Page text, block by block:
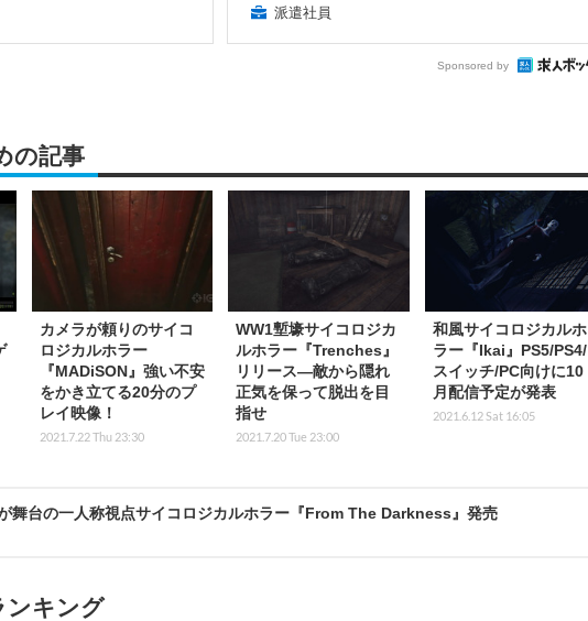
派遣社員
Sponsored by
の記事
カメラが頼りのサイコ
ロジカルホラー
『MADiSON』強い不安
をかき立てる20分のプ
レイ映像！
2021.7.22 Thu 23:30
WW1塹壕サイコロジカ
ルホラー『Trenches』
リリース―敵から隠れ
正気を保って脱出を目
指せ
2021.7.20 Tue 23:00
和風サイコロジカルホ
ラー『Ikai』PS5/PS4/
スイッチ/PC向けに10
月配信予定が発表
2021.6.12 Sat 16:05
舞台の一人称視点サイコロジカルホラー『From The Darkness』発売
ンキング